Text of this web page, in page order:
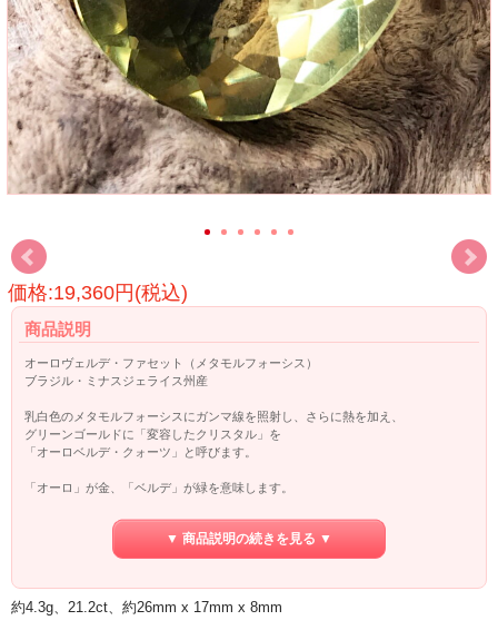
価格:19,360円(税込)
商品説明
オーロヴェルデ・ファセット（メタモルフォーシス）
ブラジル・ミナスジェライス州産
乳白色のメタモルフォーシスにガンマ線を照射し、さらに熱を加え、
グリーンゴールドに「変容したクリスタル」を
「オーロベルデ・クォーツ」と呼びます。
「オーロ」が金、「ベルデ」が緑を意味します。
そもそもメタモルフォーシスは、このように色やメタフィジカルな特性が
変化することから「変化する＝メタモルフォーシス」という名前が付けられまし
今回ご紹介するオーロヴェルデは、ファセットカットなのでワイヤーで巻くなど
▼ 商品説明の続きを見る ▼
約4.3g、21.2ct、約26mm x 17mm x 8mm